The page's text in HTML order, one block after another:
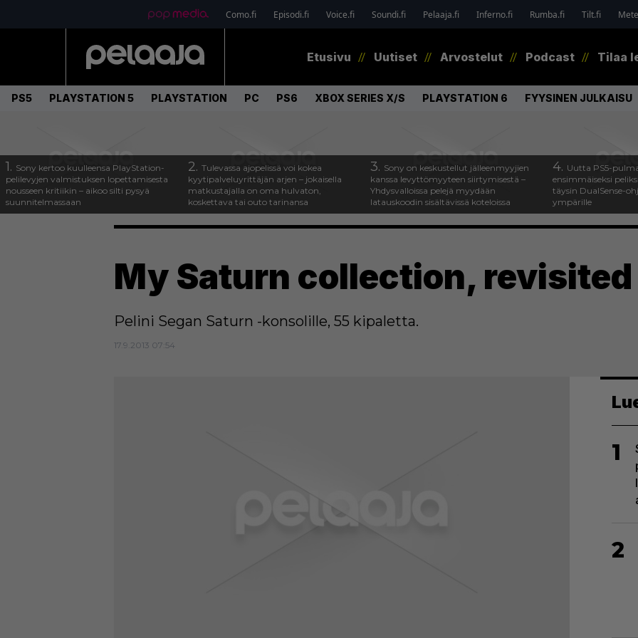
Como.fi Episodi.fi Voice.fi Soundi.fi Pelaaja.fi Inferno.fi Rumba.fi Tilt.fi
Etusivu Uutiset Arvostelut Podcast Tilaa
PS5 PLAYSTATION 5 PLAYSTATION PC PS6 XBOX SERIES X/S PLAYSTATION 6 FYYSINEN JULKAISU
1. Sony kertoo kuulleensa PlayStation-
pelilevyjen valmistuksen lopettamisesta
nousseen kritiikin – aikoo silti pysyä
suunnitelmassaan
2. Tulevassa ajopelissä voi kokea
kyytipalveluyrittäjän arjen – jokaisella
matkustajalla on oma hulvaton,
koskettava tai outo tarinansa
3. Sony on keskustellut jälleenmyyjien
kanssa levyttömyyteen siirtymisestä –
Yhdysvalloissa pelejä myydään
latauskoodin sisältävissä koteloissa
4. Uutta PS5-
ensimmäiseksi
täysin DualSense-
ympärille
My Saturn collection, revisited
Pelini Segan Saturn -konsolille, 55 kipaletta.
17.9.2013 07:54
1
2